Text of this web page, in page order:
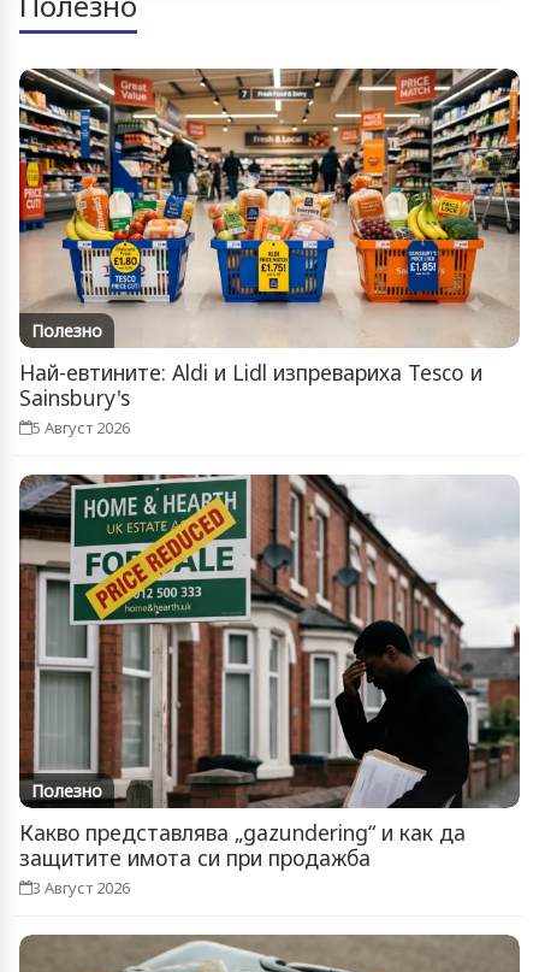
Полезно
Най-евтините: Aldi и Lidl изпревариха Tesco и
Sainsbury's
5 Август 2026
Полезно
Какво представлява „gazundering“ и как да
защитите имота си при продажба
3 Август 2026